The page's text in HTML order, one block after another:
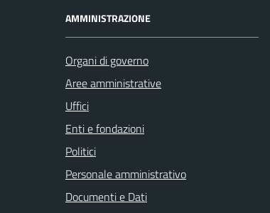
AMMINISTRAZIONE
Organi di governo
Aree amministrative
Uffici
Enti e fondazioni
Politici
Personale amministrativo
Documenti e Dati